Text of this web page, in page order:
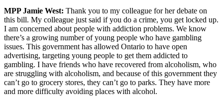
MPP Jamie West: Thank you to my colleague for her debate on
this bill. My colleague just said if you do a crime, you get locked up.
I am concerned about people with addiction problems. We know
there’s a growing number of young people who have gambling
issues. This government has allowed Ontario to have open
advertising, targeting young people to get them addicted to
gambling. I have friends who have recovered from alcoholism, who
are struggling with alcoholism, and because of this government they
can’t go to grocery stores, they can’t go to parks. They have more
and more difficulty avoiding places with alcohol.